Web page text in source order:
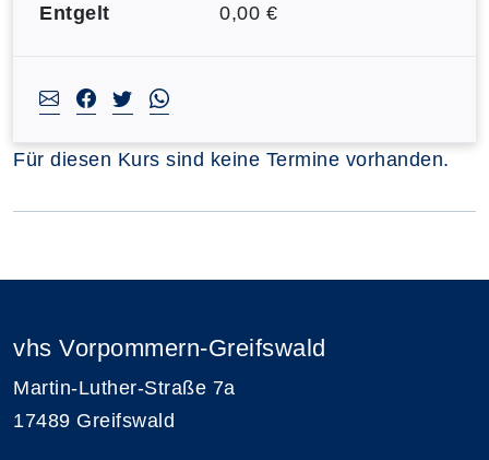
Entgelt 0,00 €
Für diesen Kurs sind keine Termine vorhanden.
vhs Vorpommern-Greifswald
Martin-Luther-Straße 7a
17489 Greifswald